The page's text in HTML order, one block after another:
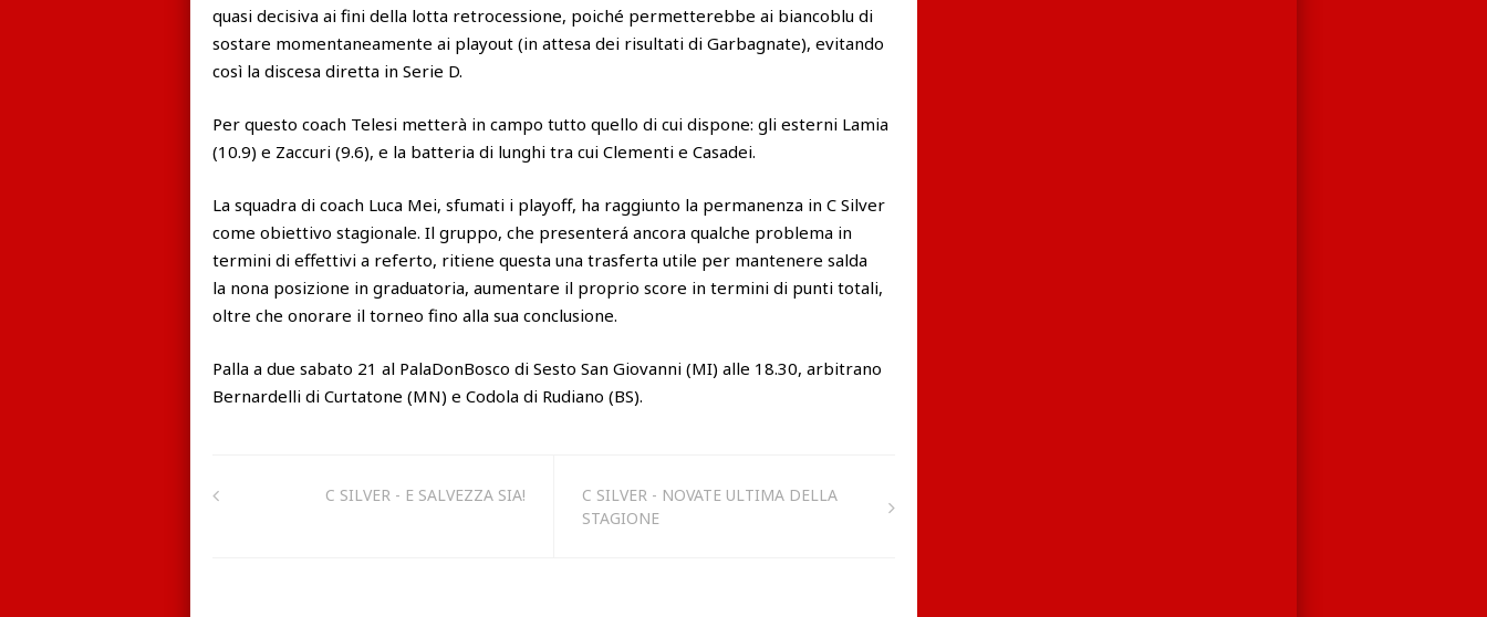
quasi decisiva ai fini della lotta retrocessione, poiché permetterebbe ai biancoblu di
sostare momentaneamente ai playout (in attesa dei risultati di Garbagnate), evitando
così la discesa diretta in Serie D.
Per questo coach Telesi metterà in campo tutto quello di cui dispone: gli esterni Lamia
(10.9) e Zaccuri (9.6), e la batteria di lunghi tra cui Clementi e Casadei.
La squadra di coach Luca Mei, sfumati i playoff, ha raggiunto la permanenza in C Silver
come obiettivo stagionale. Il gruppo, che presenterá ancora qualche problema in
termini di effettivi a referto, ritiene questa una trasferta utile per mantenere salda
la nona posizione in graduatoria, aumentare il proprio score in termini di punti totali,
oltre che onorare il torneo fino alla sua conclusione.
Palla a due sabato 21 al PalaDonBosco di Sesto San Giovanni (MI) alle 18.30, arbitrano
Bernardelli di Curtatone (MN) e Codola di Rudiano (BS).
C SILVER - E SALVEZZA SIA!
C SILVER - NOVATE ULTIMA DELLA
STAGIONE